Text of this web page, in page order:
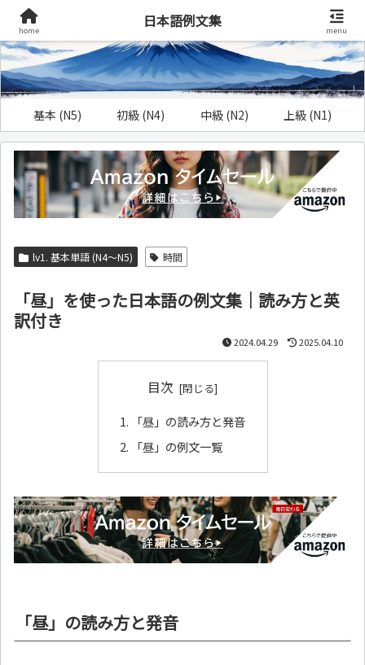
基本 (N5) 初級 (N4) 中級 (N2) 上級 (N1)
lv1. 基本単語 (N4～N5) 時間
「昼」を使った日本語の例文集｜読み方と英
訳付き
2024.04.29 2025.04.10
目次
「昼」の読み方と発音
「昼」の例文一覧
「昼」の読み方と発音
home
日本語例文集
menu